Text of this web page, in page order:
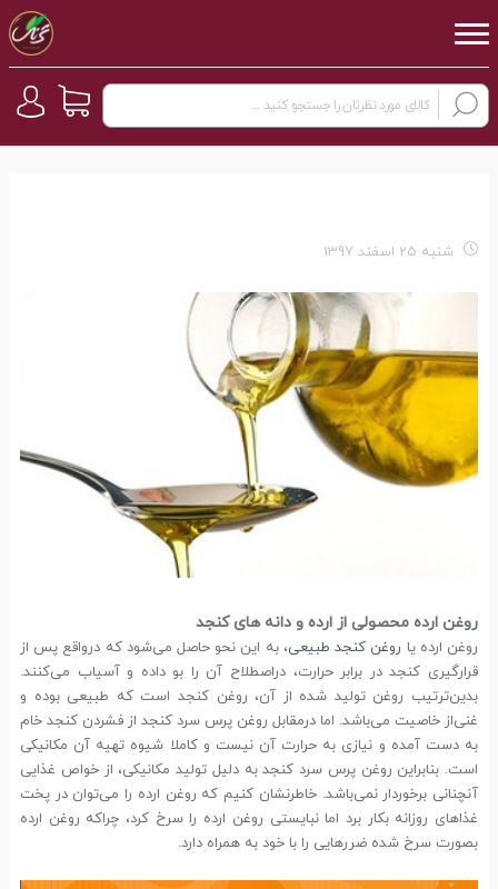
شنبه 25 اسفند 1397
روغن ارده محصولی از ارده و دانه های کنجد
روغن ارده یا روغن کنجد طبیعی، به این نحو حاصل می‌شود که درواقع پس از
قرارگیری کنجد در برابر حرارت، دراصطلاح آن را بو داده و آسیاب می‌کنند.
بدین‌ترتیب روغن تولید شده از آن، روغن کنجد است که طبیعی بوده و
غنی‌از خاصیت می‌باشد. اما درمقابل روغن پرس سرد کنجد از فشردن کنجد خام
به دست آمده و نیازی به حرارت آن نیست و کاملا شیوه تهیه آن مکانیکی
است. بنابراین روغن پرس سرد کنجد به دلیل تولید مکانیکی، از خواص غذایی
آنچنانی برخوردار نمی‌باشد. خاطرنشان کنیم که روغن ارده را می‌توان در پخت
غذاهای روزانه بکار برد اما نبایستی روغن ارده را سرخ کرد، چراکه روغن ارده
بصورت سرخ شده ضررهایی را با خود به همراه دارد.